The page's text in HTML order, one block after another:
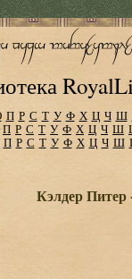
П Р С Т У Ф Х Ц Ч Ш
П Р С Т У Ф Х Ц Ч Ш
П Р С Т У Ф Х Ц Ч Ш
Кэлдер Питер